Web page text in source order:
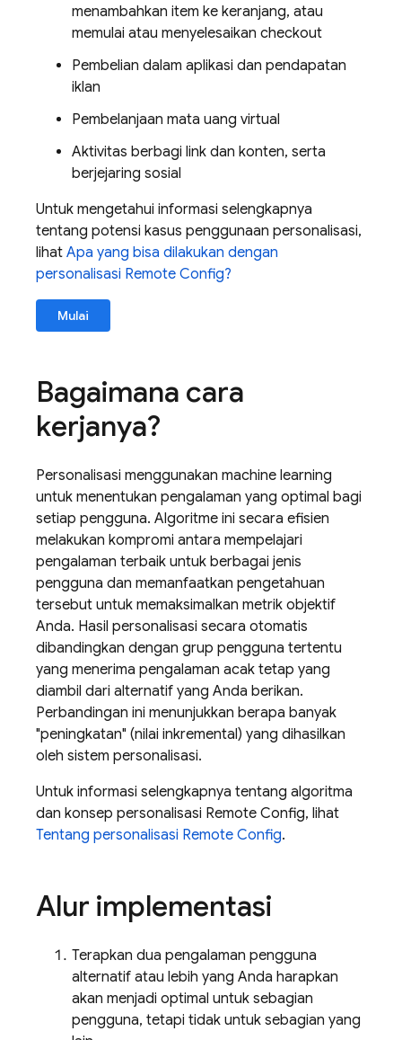
menambahkan item ke keranjang, atau
memulai atau menyelesaikan checkout
Pembelian dalam aplikasi dan pendapatan
iklan
Pembelanjaan mata uang virtual
Aktivitas berbagi link dan konten, serta
berjejaring sosial
Untuk mengetahui informasi selengkapnya
tentang potensi kasus penggunaan personalisasi,
lihat Apa yang bisa dilakukan dengan
personalisasi Remote Config?
Mulai
Bagaimana cara
kerjanya?
Personalisasi menggunakan machine learning
untuk menentukan pengalaman yang optimal bagi
setiap pengguna. Algoritme ini secara efisien
melakukan kompromi antara mempelajari
pengalaman terbaik untuk berbagai jenis
pengguna dan memanfaatkan pengetahuan
tersebut untuk memaksimalkan metrik objektif
Anda. Hasil personalisasi secara otomatis
dibandingkan dengan grup pengguna tertentu
yang menerima pengalaman acak tetap yang
diambil dari alternatif yang Anda berikan.
Perbandingan ini menunjukkan berapa banyak
"peningkatan" (nilai inkremental) yang dihasilkan
oleh sistem personalisasi.
Untuk informasi selengkapnya tentang algoritma
dan konsep personalisasi Remote Config, lihat
Tentang personalisasi Remote Config.
Alur implementasi
Terapkan dua pengalaman pengguna
alternatif atau lebih yang Anda harapkan
akan menjadi optimal untuk sebagian
pengguna, tetapi tidak untuk sebagian yang